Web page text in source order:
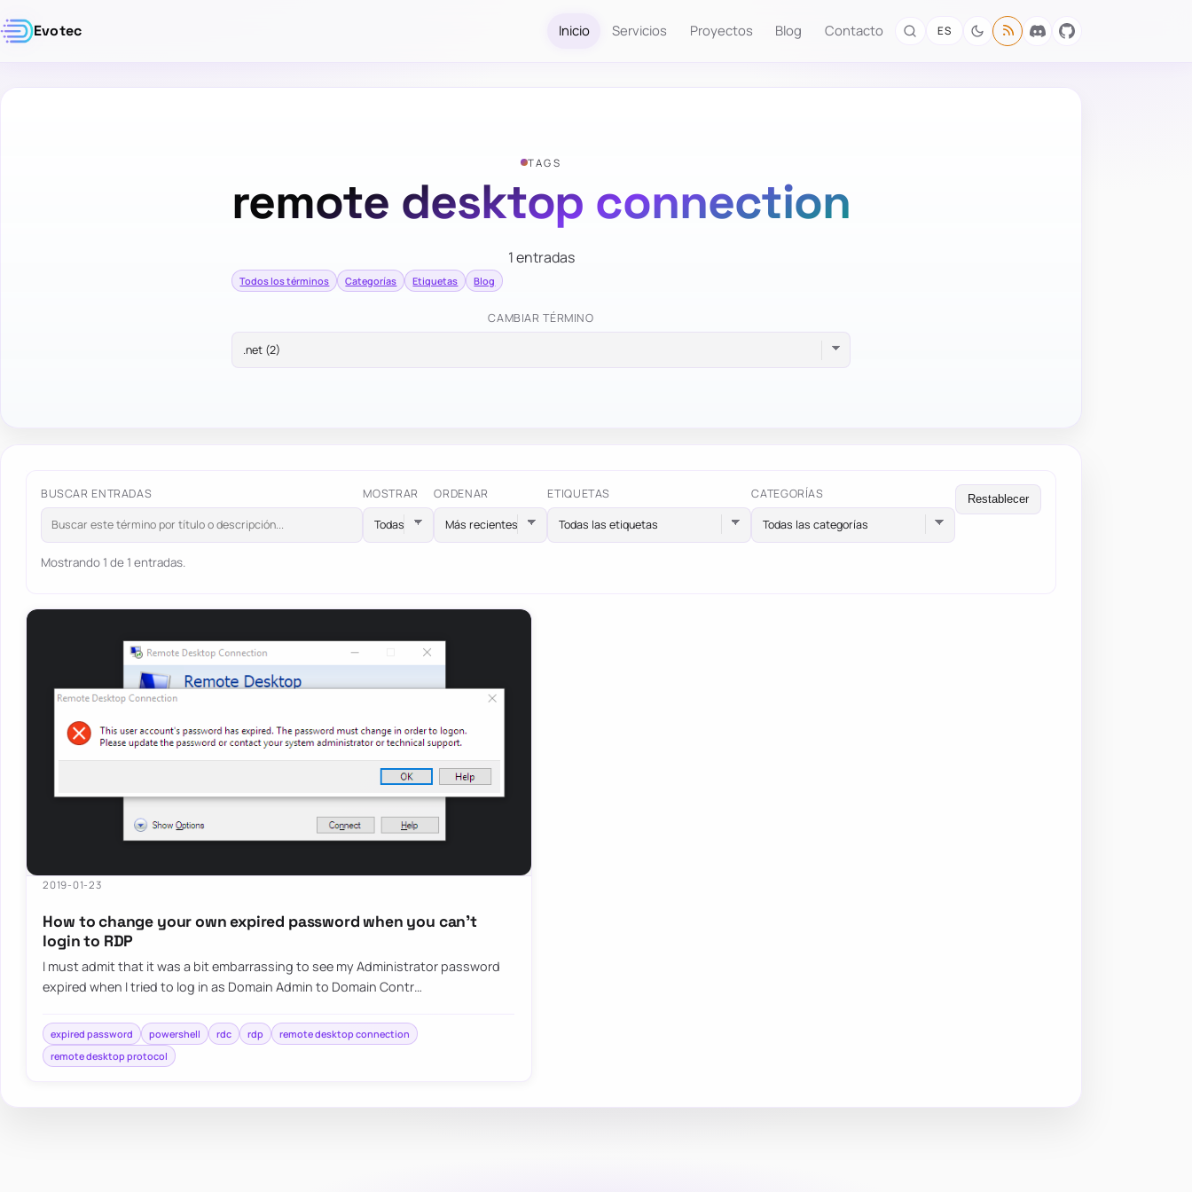
Evotec Inicio Servicios Proyectos Blog Contacto ES
TAGS
remote desktop connection
1 entradas
Todos los términos Categorías Etiquetas Blog
CAMBIAR TÉRMINO
BUSCAR ENTRADAS MOSTRAR ORDENAR ETIQUETAS
Todas las etiquetas
CATEGORÍAS
Todas las categorías
Restablecer
Mostrando 1 de 1 entradas.
2019-01-23
How to change your own expired password when you can’t
login to RDP
I must admit that it was a bit embarrassing to see my Administrator password
expired when I tried to log in as Domain Admin to Domain Contr…
expired password powershell rdc rdp
remote desktop connection
remote desktop protocol